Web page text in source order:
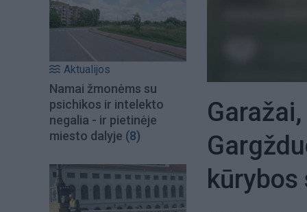
Aktualijos
Namai žmonėms su
psichikos ir intelekto
negalia - ir pietinėje
miesto dalyje (8)
kūrybos